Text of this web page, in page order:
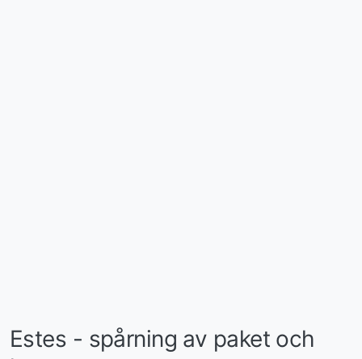
Estes - spårning av paket och